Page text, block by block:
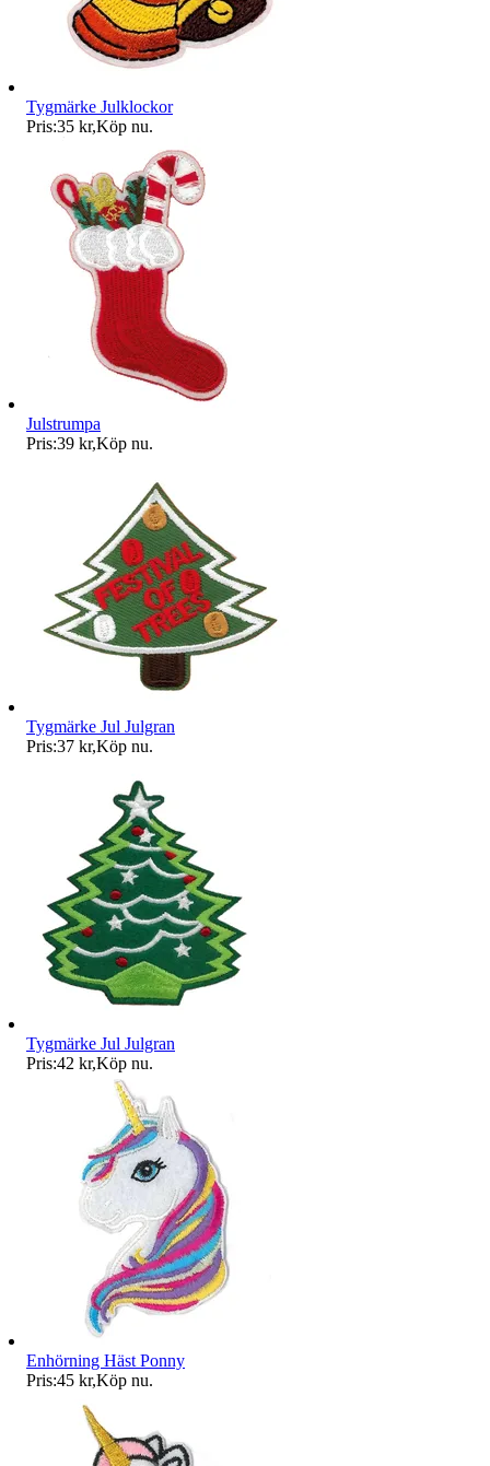
Tygmärke Julklockor
Pris:35 kr,Köp nu.
Julstrumpa
Pris:39 kr,Köp nu.
Tygmärke Jul Julgran
Pris:37 kr,Köp nu.
Tygmärke Jul Julgran
Pris:42 kr,Köp nu.
Enhörning Häst Ponny
Pris:45 kr,Köp nu.